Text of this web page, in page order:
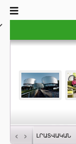
‹ › ԼՐԱՏՎԱԿԱՆ